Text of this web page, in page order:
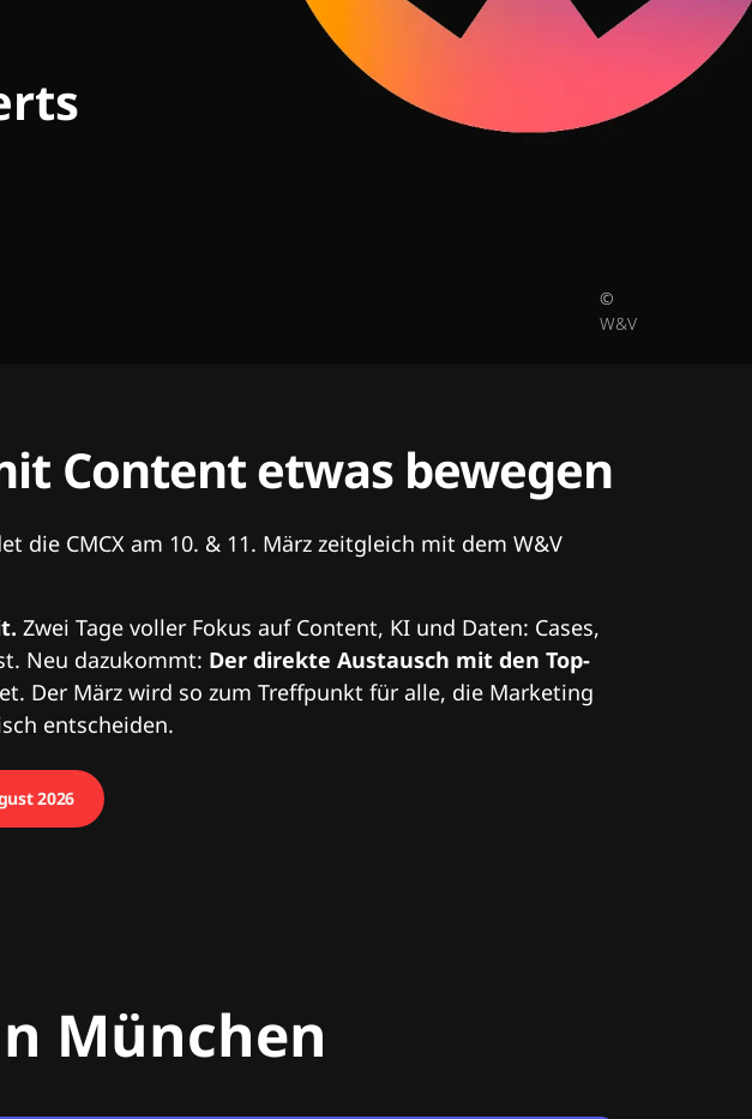
©
W&V
Content etwas bewegen
die CMCX am 10. & 11. März zeitgleich mit dem W&V
Zwei Tage voller Fokus auf Content, KI und Daten: Cases,
Neu dazukommt: Der direkte Austausch mit den Top-
Der März wird so zum Treffpunkt für alle, die Marketing
entscheiden.
2026
München